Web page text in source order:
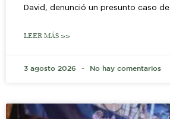
David, denunció un presunto caso de
LEER MÁS >>
3 agosto 2026 No hay comentarios